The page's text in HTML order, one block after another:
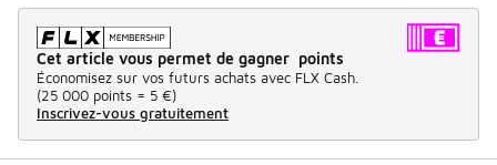
Cet article vous permet de gagner points
Économisez sur vos futurs achats avec FLX Cash.
(25 000 points = 5 €)
Inscrivez-vous gratuitement